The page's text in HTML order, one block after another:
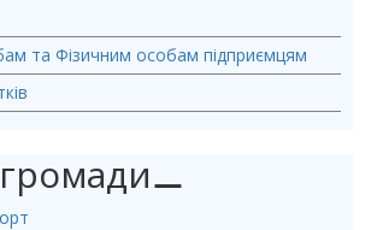
та Фізичним особам підприємцям
⚊